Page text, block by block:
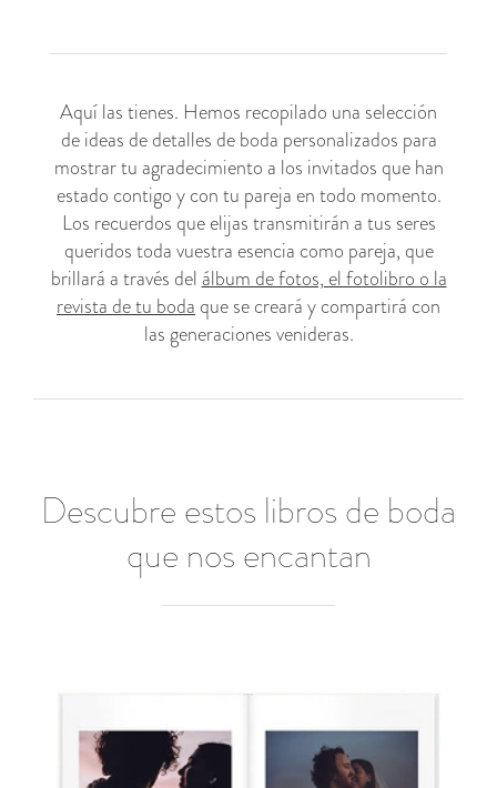
Aquí las tienes. Hemos recopilado una selección
de ideas de detalles de boda personalizados para
mostrar tu agradecimiento a los invitados que han
estado contigo y con tu pareja en todo momento.
Los recuerdos que elijas transmitirán a tus seres
queridos toda vuestra esencia como pareja, que
brillará a través delálbum de fotos, el fotolibro o la
revista de tu boda que se creará y compartirá con
las generaciones venideras.
Descubre estos libros de boda
que nos encantan